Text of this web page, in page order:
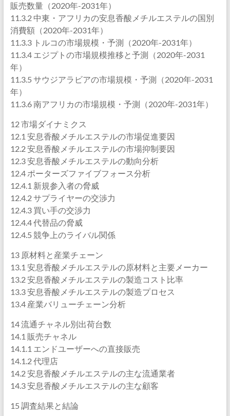
販売数量（2020年-2031年）
11.3.2 中東・アフリカの安息香酸メチルエステルの国別
消費額（2020年-2031年）
11.3.3 トルコの市場規模・予測（2020年-2031年）
11.3.4 エジプトの市場規模推移と予測（2020年-2031
年）
11.3.5 サウジアラビアの市場規模・予測（2020年-2031
年）
11.3.6 南アフリカの市場規模・予測（2020年-2031年）
12 市場ダイナミクス
12.1 安息香酸メチルエステルの市場促進要因
12.2 安息香酸メチルエステルの市場抑制要因
12.3 安息香酸メチルエステルの動向分析
12.4 ポーターズファイブフォース分析
12.4.1 新規参入者の脅威
12.4.2 サプライヤーの交渉力
12.4.3 買い手の交渉力
12.4.4 代替品の脅威
12.4.5 競争上のライバル関係
13 原材料と産業チェーン
13.1 安息香酸メチルエステルの原材料と主要メーカー
13.2 安息香酸メチルエステルの製造コスト比率
13.3 安息香酸メチルエステルの製造プロセス
13.4 産業バリューチェーン分析
14 流通チャネル別出荷台数
14.1 販売チャネル
14.1.1 エンドユーザーへの直接販売
14.1.2 代理店
14.2 安息香酸メチルエステルの主な流通業者
14.3 安息香酸メチルエステルの主な顧客
15 調査結果と結論